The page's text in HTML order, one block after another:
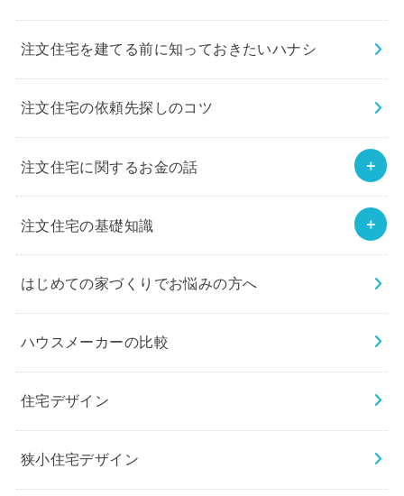
注文住宅を建てる前に知っておきたいハナシ
注文住宅の依頼先探しのコツ
注文住宅に関するお金の話
注文住宅の基礎知識
はじめての家づくりでお悩みの方へ
ハウスメーカーの比較
住宅デザイン
狭小住宅デザイン